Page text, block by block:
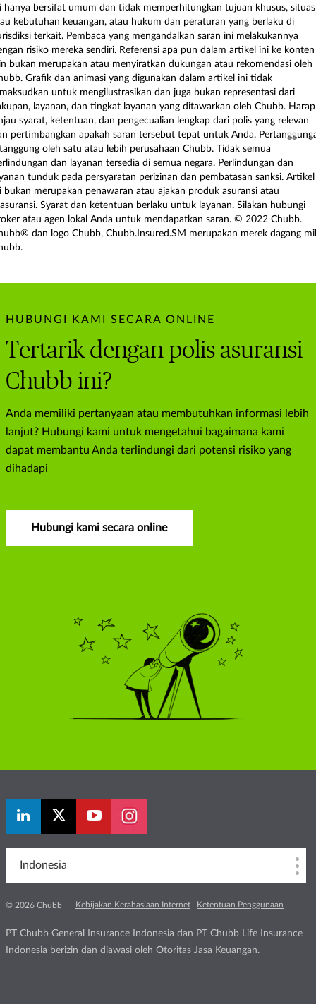
hanya bersifat umum dan tidak memperhitungkan tujuan khusus,
kebutuhan keuangan, atau hukum dan peraturan yang berlaku di
terkait. Pembaca yang mengandalkan saran ini melakukannya
risiko mereka sendiri. Referensi apa pun dalam artikel ini ke konten
bukan merupakan atau menyiratkan dukungan atau rekomendasi oleh
Grafik dan animasi yang digunakan dalam artikel ini tidak
untuk mengilustrasikan dan juga bukan representasi dari
layanan, dan tingkat layanan yang ditawarkan oleh Chubb. Harap
syarat, ketentuan, dan pengecualian lengkap dari polis yang relevan
pertimbangkan apakah saran tersebut tepat untuk Anda.
oleh satu atau lebih perusahaan Chubb. Tidak semua
dan layanan tersedia di semua negara. Perlindungan dan
tunduk pada persyaratan perizinan dan pembatasan sanksi. Artikel
bukan merupakan penawaran atau ajakan produk asuransi atau
Syarat dan ketentuan berlaku untuk layanan. Silakan hubungi
atau agen lokal Anda untuk mendapatkan saran. © 2022 Chubb.
dan logo Chubb, Chubb.Insured.SM merupakan merek dagang
HUBUNGI KAMI SECARA ONLINE
Tertarik dengan polis asuransi
Chubb ini?
Anda memiliki pertanyaan atau membutuhkan informasi lebih
lanjut? Hubungi kami untuk mengetahui bagaimana kami
dapat membantu Anda terlindungi dari potensi risiko yang
dihadapi
Hubungi kami secara online
Indonesia
© 2026 Chubb Kebijakan Kerahasiaan Internet Ketentuan Penggunaan
PT Chubb General Insurance Indonesia dan PT Chubb Life Insurance
Indonesia berizin dan diawasi oleh Otoritas Jasa Keuangan.